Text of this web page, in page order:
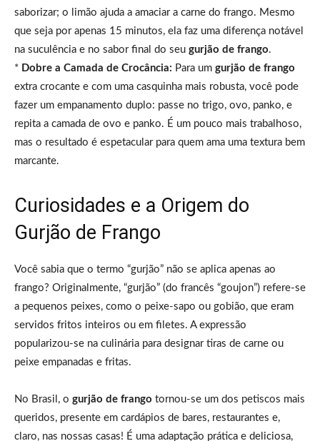
saborizar; o limão ajuda a amaciar a carne do frango. Mesmo
que seja por apenas 15 minutos, ela faz uma diferença notável
na suculência e no sabor final do seu gurjão de frango.
* Dobre a Camada de Crocância: Para um gurjão de frango
extra crocante e com uma casquinha mais robusta, você pode
fazer um empanamento duplo: passe no trigo, ovo, panko, e
repita a camada de ovo e panko. É um pouco mais trabalhoso,
mas o resultado é espetacular para quem ama uma textura bem
marcante.
Curiosidades e a Origem do
Gurjão de Frango
Você sabia que o termo “gurjão” não se aplica apenas ao
frango? Originalmente, “gurjão” (do francês “goujon”) refere-se
a pequenos peixes, como o peixe-sapo ou gobião, que eram
servidos fritos inteiros ou em filetes. A expressão
popularizou-se na culinária para designar tiras de carne ou
peixe empanadas e fritas.
No Brasil, o gurjão de frango tornou-se um dos petiscos mais
queridos, presente em cardápios de bares, restaurantes e,
claro, nas nossas casas! É uma adaptação prática e deliciosa,